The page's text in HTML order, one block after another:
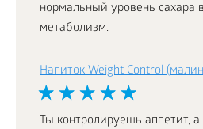
нормальный уровень сахара
метаболизм.
Напиток Weight Control
Ты контролируешь аппетит,